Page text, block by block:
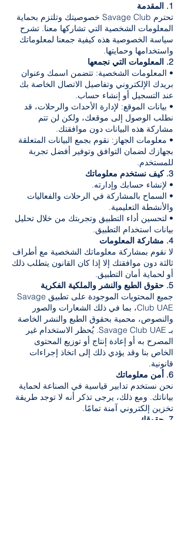
1. المقدمة
تحترم Savage Club خصوصيتك وتلتزم بحماية
المعلومات الشخصية التي تشاركها معنا. تشرح
سياسة الخصوصية هذه كيفية جمعنا لمعلوماتك
واستخدامها وحمايتها.
2. المعلومات التي نجمعها
• المعلومات الشخصية: تتضمن اسمك وعنوان
بريدك الإلكتروني وتفاصيل الاتصال الخاصة بك
عند التسجيل أو إنشاء حساب.
• بيانات الموقع: لإدارة الأحداث والرحلات، قد
نطلب الوصول إلى موقعك، ولكن لن تتم
مشاركة هذه البيانات دون موافقتك.
• معلومات الجهاز: نقوم بجمع البيانات المتعلقة
بجهازك لضمان التوافق وتوفير أفضل تجربة
للمستخدم.
3. كيف نستخدم معلوماتك
• لإنشاء حسابك وإدارته.
• السماح بالمشاركة في الرحلات والفعاليات
والأنشطة التعليمية.
• لتحسين أداء التطبيق وتجربتك من خلال تحليل
بيانات استخدام التطبيق.
4. مشاركة المعلومات
لا نقوم بمشاركة معلوماتك الشخصية مع أطراف
ثالثة دون موافقتك إلا إذا كان القانون يتطلب ذلك
أو لحماية أمان التطبيق.
5. حقوق الطبع والنشر والملكية الفكرية
جميع المحتويات الموجودة على تطبيق Savage
Club UAE، بما في ذلك الشعارات والصور
والنصوص، محمية بحقوق الطبع والنشر الخاصة
بـ Savage Club UAE. يُحظر الاستخدام غير
المصرح به أو إعادة إنتاج أو توزيع المحتوى
الخاص بنا وقد يؤدي ذلك إلى اتخاذ إجراءات
قانونية.
6. أمن معلوماتك
نحن نستخدم تدابير قياسية في الصناعة لحماية
بياناتك. ومع ذلك، يرجى تذكر أنه لا توجد طريقة
تخزين إلكتروني آمنة تمامًا.
7. حقوقك